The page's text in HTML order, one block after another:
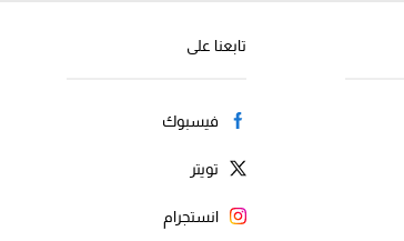
تابعنا على
فيسبوك
تويتر
انستجرام